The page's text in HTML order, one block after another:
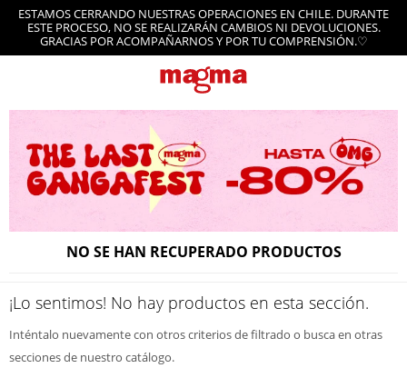
ESTAMOS CERRANDO NUESTRAS OPERACIONES EN CHILE. DURANTE
ESTE PROCESO, NO SE REALIZARÁN CAMBIOS NI DEVOLUCIONES.
GRACIAS POR ACOMPAÑARNOS Y POR TU COMPRENSIÓN.♡
NO SE HAN RECUPERADO PRODUCTOS
¡Lo sentimos! No hay productos en esta sección.
Inténtalo nuevamente con otros criterios de filtrado o busca en otras
secciones de nuestro catálogo.